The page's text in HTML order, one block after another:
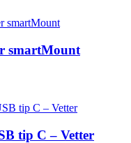
smartMount
tip C – Vetter